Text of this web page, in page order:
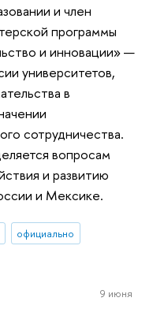
и член
программы
и инновации» —
университетов,
в
сотрудничества.
вопросам
и развитию
и Мексике.
официально
9 июня